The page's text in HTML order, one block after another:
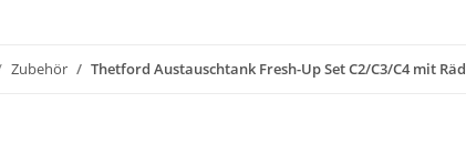
Zubehör Thetford Austauschtank Fresh-Up Set C2/C3/C4 mit